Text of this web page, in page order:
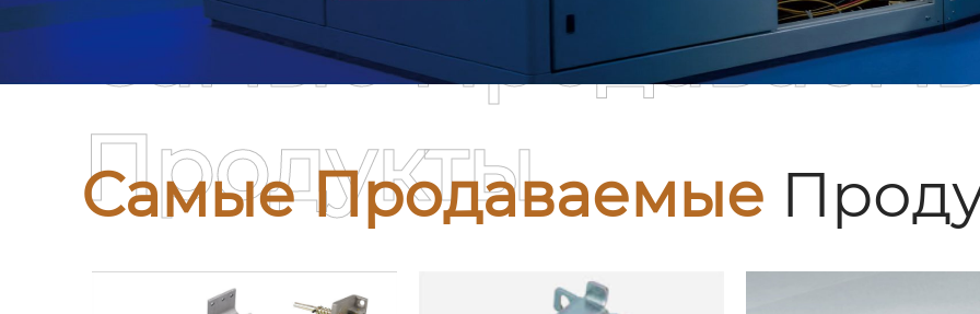
Самые Продаваемые
Самые
Продукты